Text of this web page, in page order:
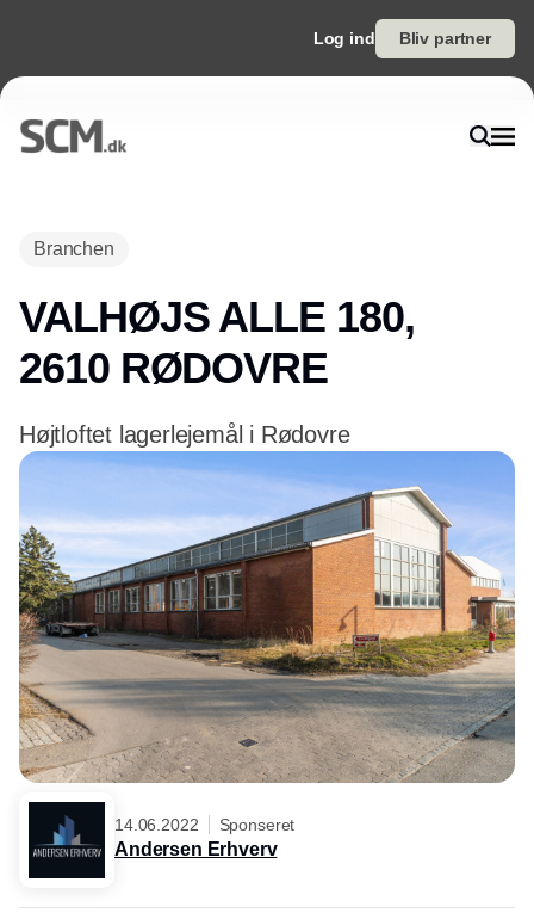
Log ind Bliv partner
Branchen
VALHØJS ALLE 180,
2610 RØDOVRE
Højtloftet lagerlejemål i Rødovre
14.06.2022 Sponseret
Andersen Erhverv